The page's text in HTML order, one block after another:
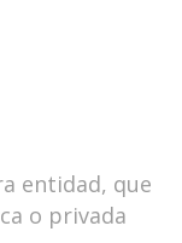
entidad, que
o privada